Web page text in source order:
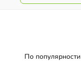
По популярности